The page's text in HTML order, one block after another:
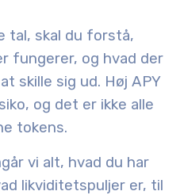
tal, skal du forstå,
fungerer, og hvad der
skille sig ud. Høj APY
og det er ikke alle
tokens.
vi alt, hvad du har
likviditetspuljer er, til